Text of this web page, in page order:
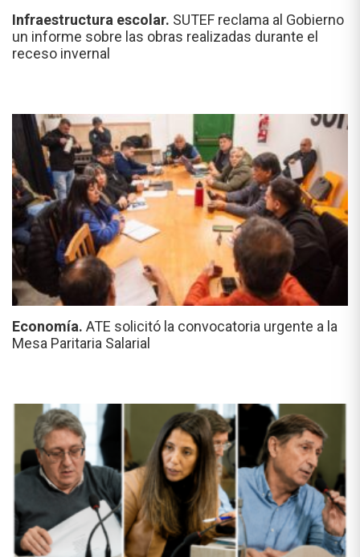
Infraestructura escolar. SUTEF reclama al Gobierno
un informe sobre las obras realizadas durante el
receso invernal
Economía. ATE solicitó la convocatoria urgente a la
Mesa Paritaria Salarial